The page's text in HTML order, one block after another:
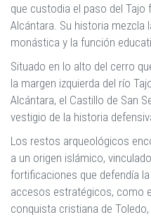
que custodia el paso del Tajo
Alcántara. Su historia mezcla
monástica y la función
Situado en lo alto del cerro
la margen izquierda del río
Alcántara, el Castillo de San
vestigio de la historia
Los restos arqueológicos
a un origen islámico,
fortificaciones que defendía
accesos estratégicos, como
conquista cristiana de